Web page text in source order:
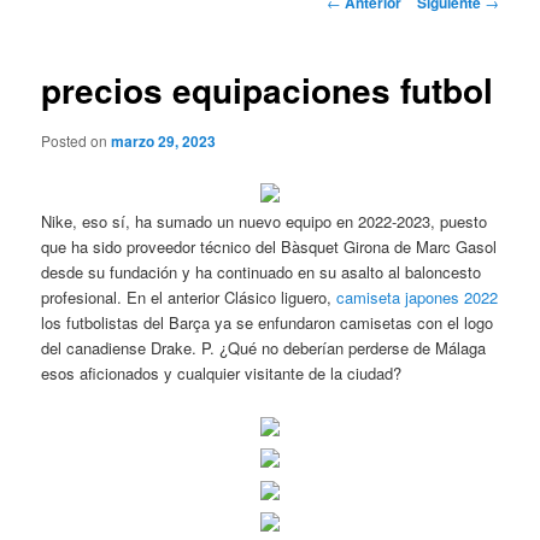
precios equipaciones futbol
Posted onmarzo 29, 2023
Nike, eso sí, ha sumado un nuevo equipo en 2022-2023, puesto
que ha sido proveedor técnico del Bàsquet Girona de Marc Gasol
desde su fundación y ha continuado en su asalto al baloncesto
profesional. En el anterior Clásico liguero,camiseta japones 2022
los futbolistas del Barça ya se enfundaron camisetas con el logo
del canadiense Drake. P. ¿Qué no deberían perderse de Málaga
esos aficionados y cualquier visitante de la ciudad?